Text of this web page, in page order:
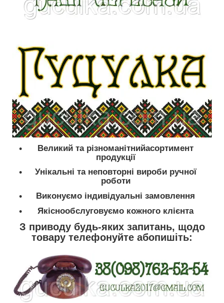
Великий та різноманітнийасортимент
продукції
Унікальні та неповторні вироби ручної
роботи
Виконуємо індивідуальні замовлення
Якіснообслуговуємо кожного клієнта
З приводу будь-яких запитань, щодо
товару телефонуйте абопишіть: